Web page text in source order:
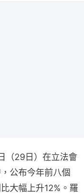
（29日）在立法會
公布今年前八個
大幅上升12%。羅